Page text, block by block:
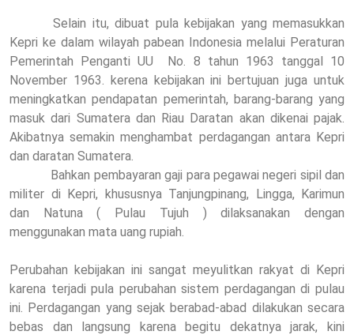
Selain itu, dibuat pula kebijakan yang memasukkan
Kepri ke dalam wilayah pabean Indonesia melalui Peraturan
Pemerintah Penganti UU
No. 8 tahun 1963 tanggal 10
November 1963. kerena kebijakan ini bertujuan juga untuk
meningkatkan pendapatan pemerintah, barang-barang yang
masuk dari Sumatera dan Riau Daratan akan dikenai pajak.
Akibatnya semakin menghambat perdagangan antara Kepri
dan daratan Sumatera.
Bahkan pembayaran gaji para pegawai negeri sipil dan
militer di Kepri, khususnya Tanjungpinang, Lingga, Karimun
dan Natuna ( Pulau Tujuh ) dilaksanakan dengan
menggunakan mata uang rupiah.
Perubahan kebijakan ini sangat meyulitkan rakyat di Kepri
karena terjadi pula perubahan sistem perdagangan di pulau
ini. Perdagangan yang sejak berabad-abad dilakukan secara
bebas dan langsung karena begitu dekatnya jarak, kini